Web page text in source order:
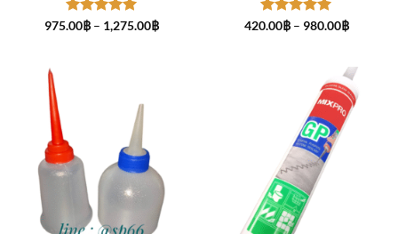
ให้คะแนน
975.00฿ – 1,275.00฿Price
ให้คะแนน
420.00฿ – 980.00฿Price
980.00฿